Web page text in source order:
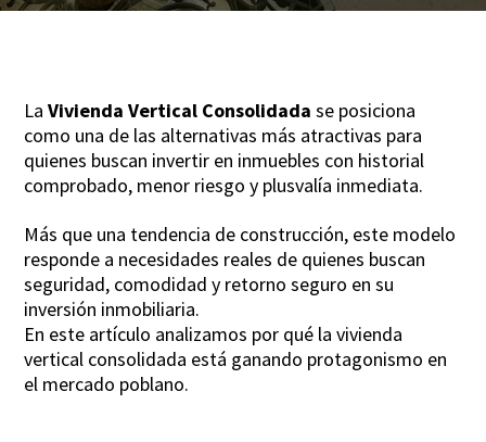
LaVivienda Vertical Consolidada se posiciona
como una de las alternativas más atractivas para
quienes buscan invertir en inmuebles con historial
comprobado, menor riesgo y plusvalía inmediata.
Más que una tendencia de construcción, este modelo
responde a necesidades reales de quienes buscan
seguridad, comodidad y retorno seguro en su
inversión inmobiliaria.
En este artículo analizamos por qué la vivienda
vertical consolidada está ganando protagonismo en
el mercado poblano.